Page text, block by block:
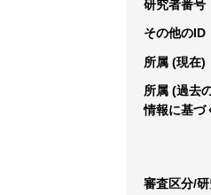
研究者番号
その他のID
所属 (現在)
所属 (過去
情報に基づ
審査区分/